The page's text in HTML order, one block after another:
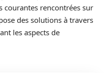
courantes rencontrées sur
des solutions à travers
les aspects de